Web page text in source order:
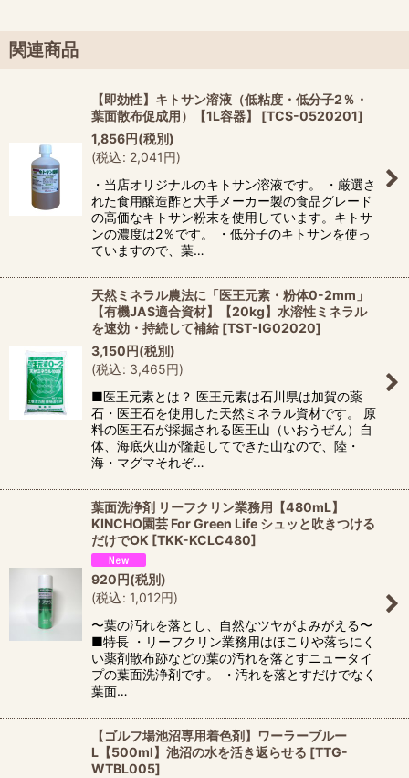
関連商品
【即効性】キトサン溶液（低粘度・低分子2％・
葉面散布促成用）【1L容器】
[TCS-0520201]
1,856円(税別)
(税込: 2,041円)
・当店オリジナルのキトサン溶液です。 ・厳選さ
れた食用醸造酢と大手メーカー製の食品グレード
の高価なキトサン粉末を使用しています。キトサ
ンの濃度は2％です。 ・低分子のキトサンを使っ
ていますので、葉…
天然ミネラル農法に「医王元素・粉体0-2mm」
【有機JAS適合資材】【20kg】水溶性ミネラル
を速効・持続して補給 [TST-IG02020]
3,150円(税別)
(税込: 3,465円)
■医王元素とは？ 医王元素は石川県は加賀の薬
石・医王石を使用した天然ミネラル資材です。 原
料の医王石が採掘される医王山（いおうぜん）自
体、海底火山が隆起してできた山なので、陸・
海・マグマそれぞ…
葉面洗浄剤 リーフクリン業務用【480mL】
KINCHO園芸 For Green Life シュッと吹きつける
だけでOK [TKK-KCLC480]
920円(税別)
(税込: 1,012円)
〜葉の汚れを落とし、自然なツヤがよみがえる〜
■特長 ・リーフクリン業務用はほこりや落ちにく
い薬剤散布跡などの葉の汚れを落とすニュータイ
プの葉面洗浄剤です。 ・汚れを落とすだけでなく
葉面…
【ゴルフ場池沼専用着色剤】ワーラーブルー
L【500ml】池沼の水を活き返らせる [TTG-
WTBL005]